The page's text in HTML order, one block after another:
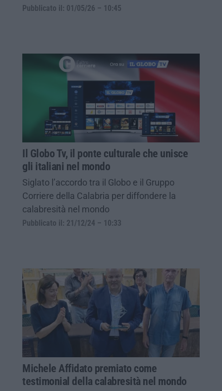
Pubblicato il: 01/05/26 – 10:45
Il Globo Tv, il ponte culturale che unisce
gli italiani nel mondo
Siglato l’accordo tra il Globo e il Gruppo
Corriere della Calabria per diffondere la
calabresità nel mondo
Pubblicato il: 21/12/24 – 10:33
Michele Affidato premiato come
testimonial della calabresità nel mondo